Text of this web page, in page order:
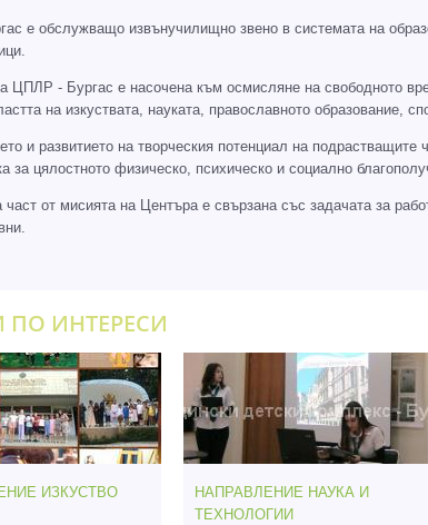
е обслужващо извънучилищно звено в системата на
ЦПЛР - Бургас е насочена към осмисляне на свободното
на изкуствата, науката, православното образование,
и развитието на творческия потенциал на
за цялостното физическо, психическо и социално
от мисията на Центъра е свързана със задачата за
ИНТЕРЕСИ
ИЗКУСТВО
НАПРАВЛЕНИЕ НАУКА И
ТЕХНОЛОГИИ